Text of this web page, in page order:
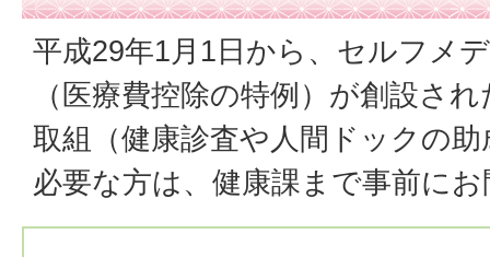
平成29年1月1日から、セルフメ
（医療費控除の特例）が創設さ
取組（健康診査や人間ドックの
必要な方は、健康課まで事前に